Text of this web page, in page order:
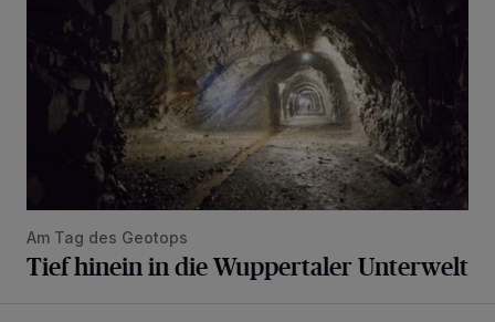
Am Tag des Geotops
Tief hinein in die Wuppertaler Unterwelt